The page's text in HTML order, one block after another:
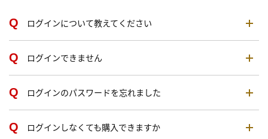
ログインについて教えてください
ログインできません
ログインのパスワードを忘れました
ログインしなくても購入できますか